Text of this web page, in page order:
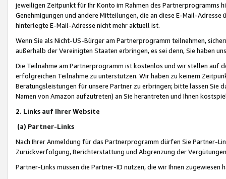
jeweiligen Zeitpunkt für Ihr Konto im Rahmen des Partnerprogramms
Genehmigungen und andere Mitteilungen, die an diese E-Mail-
hinterlegte E-Mail-Adresse nicht mehr aktuell ist.
Wenn Sie als Nicht-US-Bürger am Partnerprogramm teilnehmen,
außerhalb der Vereinigten Staaten erbringen, es sei denn, Sie haben
Die Teilnahme am Partnerprogramm ist kostenlos und wir stellen auf
erfolgreichen Teilnahme zu unterstützen. Wir haben zu keinem
Beratungsleistungen für unsere Partner zu erbringen; bitte lassen Sie
Namen von Amazon aufzutreten) an Sie herantreten und Ihnen
2. Links auf Ihrer Website
(a) Partner-Links
Nach Ihrer Anmeldung für das Partnerprogramm dürfen Sie Partner-
Zurückverfolgung, Berichterstattung und Abgrenzung der
Partner-Links müssen die Partner-ID nutzen, die wir Ihnen zugewiesen